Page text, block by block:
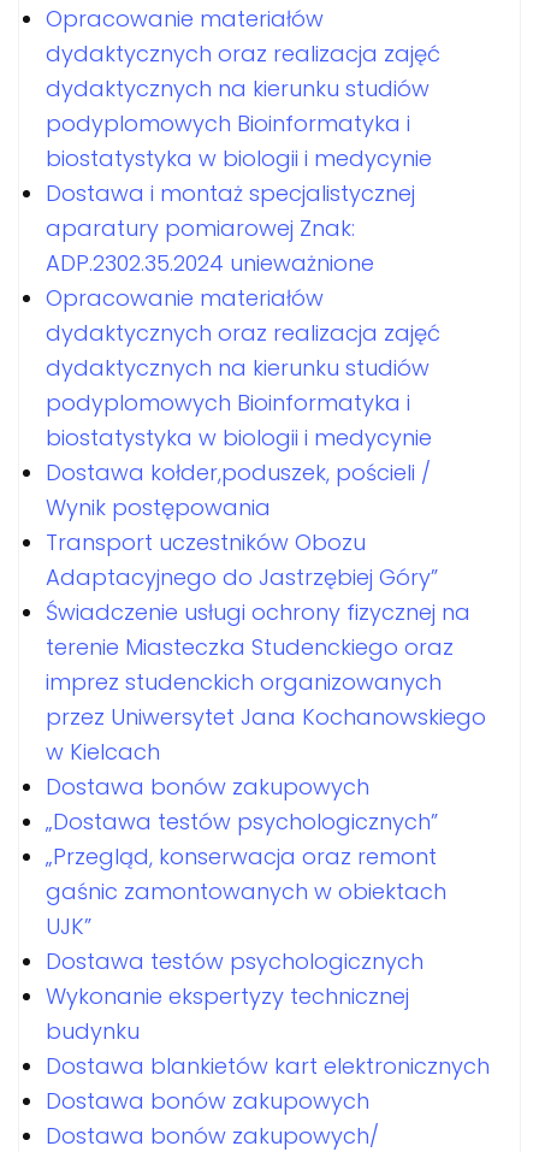
Opracowanie materiałów
dydaktycznych oraz realizacja zajęć
dydaktycznych na kierunku studiów
podyplomowych Bioinformatyka i
biostatystyka w biologii i medycynie
Dostawa i montaż specjalistycznej
aparatury pomiarowej Znak:
ADP.2302.35.2024 unieważnione
Opracowanie materiałów
dydaktycznych oraz realizacja zajęć
dydaktycznych na kierunku studiów
podyplomowych Bioinformatyka i
biostatystyka w biologii i medycynie
Dostawa kołder,poduszek, pościeli /
Wynik postępowania
Transport uczestników Obozu
Adaptacyjnego do Jastrzębiej Góry”
Świadczenie usługi ochrony fizycznej na
terenie Miasteczka Studenckiego oraz
imprez studenckich organizowanych
przez Uniwersytet Jana Kochanowskiego
w Kielcach
Dostawa bonów zakupowych
„Dostawa testów psychologicznych”
„Przegląd, konserwacja oraz remont
gaśnic zamontowanych w obiektach
UJK”
Dostawa testów psychologicznych
Wykonanie ekspertyzy technicznej
budynku
Dostawa blankietów kart elektronicznych
Dostawa bonów zakupowych
Dostawa bonów zakupowych/